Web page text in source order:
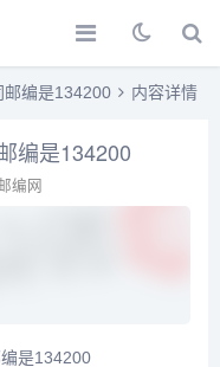
邮编是134200 内容详情
编是134200
邮编网
是134200